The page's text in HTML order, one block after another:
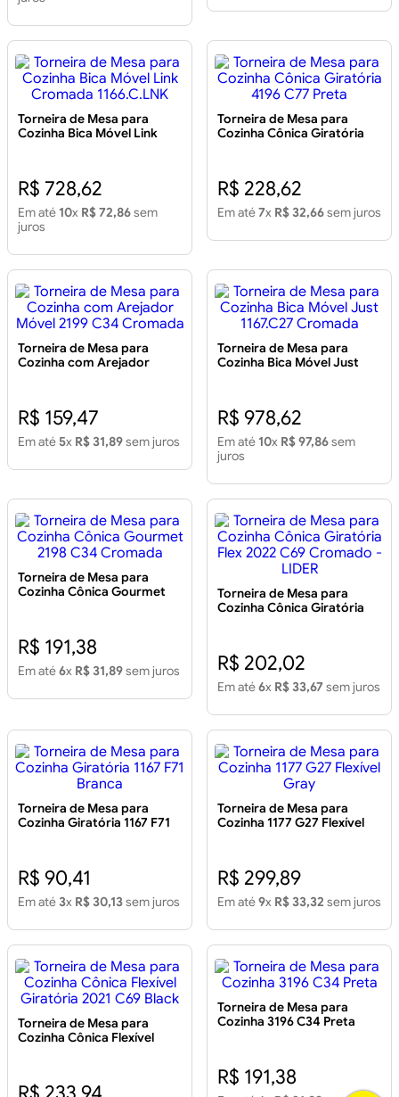
Torneira de Mesa para
Cozinha Bica Móvel Link
R$ 728,62
Em até 10x R$ 72,86sem
juros
Torneira de Mesa para
Cozinha Cônica Giratória
R$ 228,62
Em até7x R$ 32,66sem juros
Torneira de Mesa para
Cozinha com Arejador
R$ 159,47
Em até 5x R$ 31,89sem juros
Torneira de Mesa para
Cozinha Bica Móvel Just
R$ 978,62
Em até 10x R$ 97,86sem
juros
Torneira de Mesa para
Cozinha Cônica Gourmet
R$ 191,38
Em até6x R$ 31,89sem juros
Torneira de Mesa para
Cozinha Cônica Giratória
R$ 202,02
Em até6x R$ 33,67 sem juros
Torneira de Mesa para
Cozinha Giratória 1167 F71
R$ 90,41
Em até 3x R$ 30,13sem juros
Torneira de Mesa para
Cozinha 1177 G27 Flexível
R$ 299,89
Em até9x R$ 33,32 sem juros
Torneira de Mesa para
Cozinha Cônica Flexível
Torneira de Mesa para
Cozinha 3196 C34 Preta
R$ 191,38